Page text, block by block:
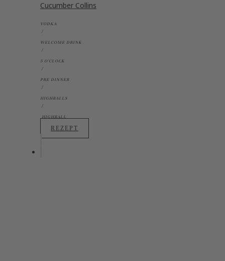
Cucumber Collins
VODKA
WELCOME DRINK
5 O'CLOCK
PRE DINNER
HIGHBALLS
HIGHBALL
REZEPT